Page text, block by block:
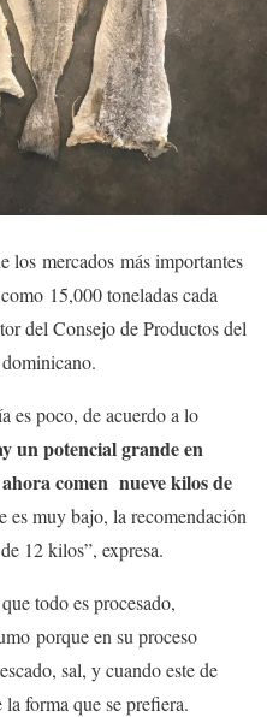
los mercados más importantes
15,000 toneladas cada
del Consejo de Productos del
es poco, de acuerdo a lo
un potencial grande en
comen nueve kilos de
es muy bajo, la recomendación
12 kilos”, expresa.
todo es procesado,
porque en su proceso
sal, y cuando este de
la forma que se prefiera.